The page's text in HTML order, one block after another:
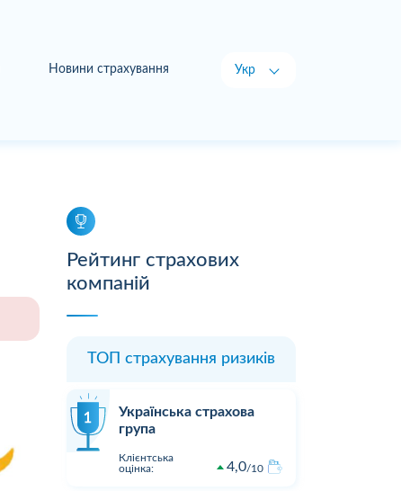
Новини страхування Укр
Рейтинг страхових
компаній
ТОП страхування ризиків
Українська страхова
група
Клієнтська
оцінка:
4,0 10